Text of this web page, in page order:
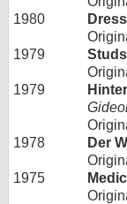
1980
1979
1979
1978
Der
1975